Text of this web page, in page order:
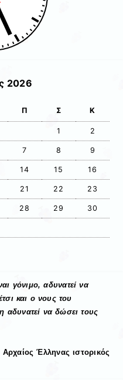
2026
Π Σ Κ
1 2
7 8 9
14 15 16
21 22 23
28 29 30
γόνιμο, αδυνατεί να
και ο νους του
αδυνατεί να δώσει τους
Έλληνας ιστορικός